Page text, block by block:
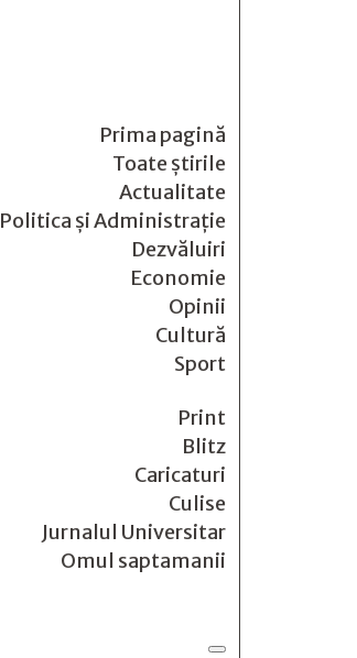
Prima pagină
Toate știrile
Actualitate
Politica și Administrație
Dezvăluiri
Economie
Opinii
Cultură
Sport
Print
Blitz
Caricaturi
Culise
Jurnalul Universitar
Omul saptamanii